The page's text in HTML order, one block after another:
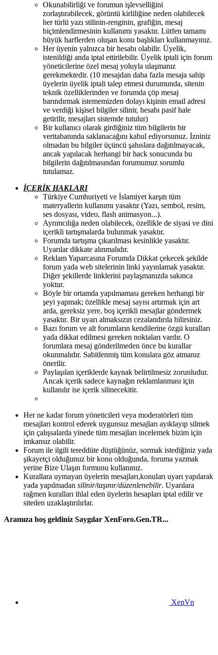
Okunabilirliği ve forumun işlevselliğini
zorlaştırabilecek, görüntü kirliliğine neden olabilecek
her türlü yazı stilinin-renginin, grafiğin, mesaj
biçimlendirmesinin kullanımı yasaktır. Lütfen tamamı
büyük harflerden oluşan konu başlıkları kullanmayınız.
Her üyenin yalnızca bir hesabı olabilir. Üyelik,
istenildiği anda iptal ettirilebilir. Üyelik iptali için forum
yöneticilerine özel mesaj yoluyla ulaşmanız
gerekmektedir. (10 mesajdan daha fazla mesaja sahip
üyelerin üyelik iptali talep etmesi durumunda, sitenin
teknik özelliklerinden ve forumda çöp mesaj
barındırmak istememizden dolayı kişinin email adresi
ve verdiği kişisel bilgiler silinir, hesabı pasif hale
getirilir, mesajları sistemde tutulur)
Bir kullanıcı olarak girdiğiniz tüm bilgilerin bir
veritabanında saklanacağını kabul ediyorsunuz. İzniniz
olmadan bu bilgiler üçüncü şahıslara dağıtılmayacak,
ancak yapılacak herhangi bir hack sonucunda bu
bilgilerin dağıtılmasından forumumuz sorumlu
tutulamaz.
İÇERİK HAKLARI
Türkiye Cumhuriyeti ve İslamiyet karşıtı tüm
materyallerin kullanımı yasaktır (Yazı, sembol, resim,
ses dosyası, video, flash animasyon...).
Ayrımcılığa neden olabilecek, özellikle de siyasi ve dini
içerikli tartışmalarda bulunmak yasaktır.
Forumda tartışma çıkarılması kesinlikle yasaktır.
Uyarılar dikkate alınmalıdır.
Reklam Yaparcasına Forumda Dikkat çekecek şekilde
forum yada web sitelerinin linki yayınlamak yasaktır.
Diğer şekillerde linklerini paylaşmanızda sakınca
yoktur.
Böyle bir ortamda yapılmaması gereken herhangi bir
şeyi yapmak; özellikle mesaj sayısı artırmak için art
arda, gereksiz yere, boş içerikli mesajlar göndermek
yasaktır. Bir uyarı almaksızın cezalandırıla bilirsiniz.
Bazı forum ve alt forumların kendilerine özgü kuralları
yada dikkat edilmesi gereken noktaları vardır. O
forumlara mesaj gönderilmeden önce bu kurallar
okunmalıdır. Sabitlenmiş tüm konulara göz atmanız
önerilir.
Paylaşılan içeriklerde kaynak belirtilmesiz zorunludur.
Ancak içerik sadece kaynağın reklamlanması için
kullanılır ise içerik silinecekitir.
Her ne kadar forum yöneticileri veya moderatörleri tüm
mesajları kontrol ederek uygunsuz mesajları ayıklayıp silmek
için çalışsalarda yinede tüm mesajları incelemek bizim için
imkansız olabilir.
Forum ile ilgili tereddüte düştüğünüz, sormak istediğiniz yada
şikayetçi olduğunuz bir konu olduğunda, foruma yazmak
yerine Bize Ulaşın formunu kullanınız.
Kurallara uymayan üyelerin mesajları,konuları uyarı yapılarak
yada yapılmadan silinir/taşınır/düzenlenebilir. Uyarılara
rağmen kuralları ihlal eden üyelerin hesapları iptal edilir ve
siteden uzaklaştırılırlar.
Aramıza hoş geldiniz Saygılar XenForo.Gen.TR...
XenVn